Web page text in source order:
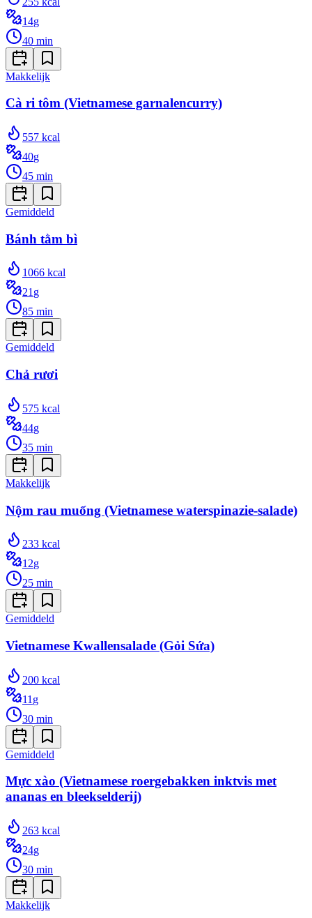
14g
40 min
Makkelijk
Cà ri tôm (Vietnamese garnalencurry)
557 kcal
40g
45 min
Gemiddeld
Bánh tằm bì
1066 kcal
21 g
85 min
Gemiddeld
Chả rươi
575 kcal
44g
35 min
Makkelijk
Nộm rau muống (Vietnamese waterspinazie-salade)
233 kcal
12g
25 min
Gemiddeld
Vietnamese Kwallensalade (Gỏi Sứa)
200 kcal
11 g
30 min
Gemiddeld
Mực xào (Vietnamese roergebakken inktvis met
ananas en bleekselderij)
263 kcal
24g
30 min
Makkelijk